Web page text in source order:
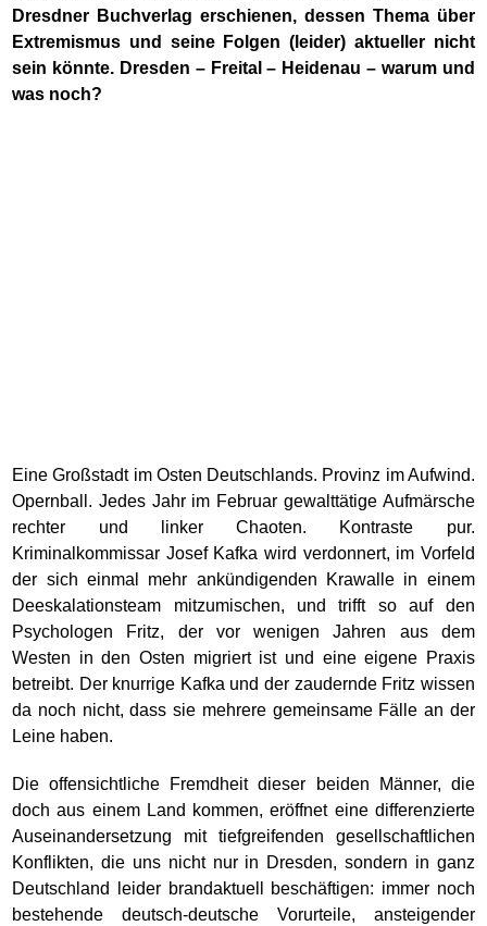
Dresdner Buchverlag erschienen, dessen Thema über
Extremismus und seine Folgen (leider) aktueller nicht
sein könnte. Dresden – Freital – Heidenau – warum und
was noch?
Eine Großstadt im Osten Deutschlands. Provinz im Aufwind.
Opernball. Jedes Jahr im Februar gewalttätige Aufmärsche
rechter und linker Chaoten. Kontraste pur.
Kriminalkommissar Josef Kafka wird verdonnert, im Vorfeld
der sich einmal mehr ankündigenden Krawalle in einem
Deeskalationsteam mitzumischen, und trifft so auf den
Psychologen Fritz, der vor wenigen Jahren aus dem
Westen in den Osten migriert ist und eine eigene Praxis
betreibt. Der knurrige Kafka und der zaudernde Fritz wissen
da noch nicht, dass sie mehrere gemeinsame Fälle an der
Leine haben.
Die offensichtliche Fremdheit dieser beiden Männer, die
doch aus einem Land kommen, eröffnet eine differenzierte
Auseinandersetzung mit tiefgreifenden gesellschaftlichen
Konflikten, die uns nicht nur in Dresden, sondern in ganz
Deutschland leider brandaktuell beschäftigen: immer noch
bestehende deutsch-deutsche Vorurteile, ansteigender